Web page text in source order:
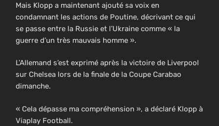
Mais Klopp a maintenant ajouté sa voix en
condamnant les actions de Poutine, décrivant ce qui
se passe entre la Russie et l’Ukraine comme « la
guerre d’un très mauvais homme ».
L’Allemand s’est exprimé après la victoire de Liverpool
sur Chelsea lors de la finale de la Coupe Carabao
dimanche.
« Cela dépasse ma compréhension », a déclaré Klopp à
Viaplay Football.